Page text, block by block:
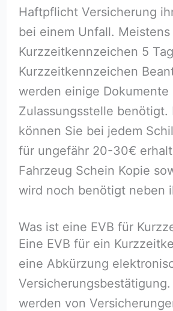
Haftpflicht Versicherung
bei einem Unfall.
Kurzzeitkennzeichen 5
Kurzzeitkennzeichen
werden einige Dokumente
Zulassungsstelle benötigt.
können Sie bei jedem
für ungefähr 20-30€
Fahrzeug Schein Kopie
wird noch benötigt neben
Was ist eine EVB für
Eine EVB für ein
eine Abkürzung
Versicherungsbestätigung.
werden von